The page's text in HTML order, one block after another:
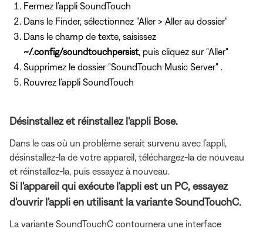
Fermez l’appli SoundTouch
Dans le Finder, sélectionnez "Aller > Aller au dossier"
Dans le champ de texte, saisissez
~/.config/soundtouchpersist, puis cliquez sur "Aller"
Supprimez le dossier "SoundTouch Music Server" .
Rouvrez l’appli SoundTouch
Désinstallez et réinstallez l'appli Bose.
Dans le cas où un problème serait survenu avec l’appli,
désinstallez-la de votre appareil, téléchargez-la de nouveau
et réinstallez-la, puis essayez à nouveau.
Si l'appareil qui exécute l'appli est un PC, essayez
d'ouvrir l'appli en utilisant la variante SoundTouchC.
La variante SoundTouchC contournera une interface